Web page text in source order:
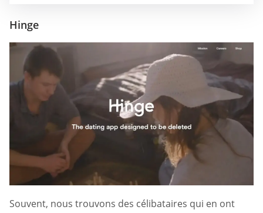
Hinge
Souvent, nous trouvons des célibataires qui en ont